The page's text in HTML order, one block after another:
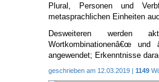
Plural, Personen und
metasprachlichen Einheiten
Desweiteren werden
Wortkombinationenâ€œ
angewendet; Erkenntnisse
geschrieben am 12.03.2019 | 1149